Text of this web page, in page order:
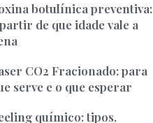
botulínica preventiva:
de que idade vale a
CO2 Fracionado: para
serve e o que esperar
químico: tipos,